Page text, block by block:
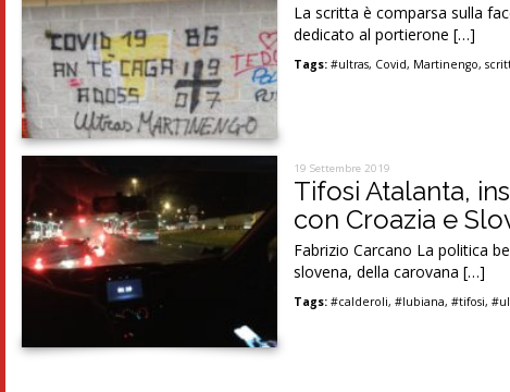
La scritta è comparsa sulla
dedicato al portierone […]
Tags: #ultras, Covid, Martinengo,
19 Settembre 2019
Tifosi Atalanta,
con Croazia e
Fabrizio Carcano La politica
slovena, della carovana […]
Tags: #calderoli,#lubiana,#tifosi,